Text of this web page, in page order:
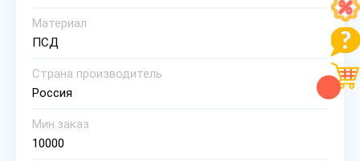
Материал
ПСД
Страна производитель
Россия
Мин.заказ
10000